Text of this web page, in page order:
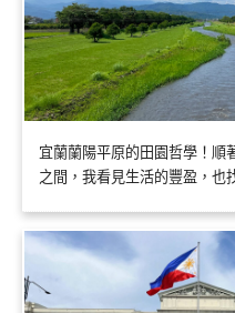
宜蘭蘭陽平原的田園哲學！順
之間，我看見生活的豐盈，也